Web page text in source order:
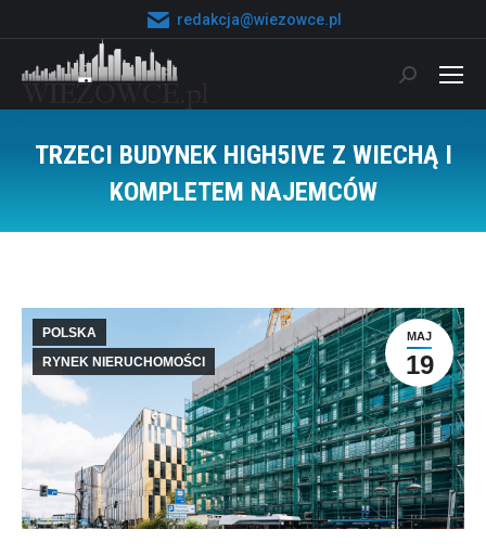
redakcja@wiezowce.pl
Szukaj:
TRZECI BUDYNEK HIGH5IVE Z WIECHĄ I
KOMPLETEM NAJEMCÓW
MAJ
19
POLSKA
RYNEK NIERUCHOMOŚCI